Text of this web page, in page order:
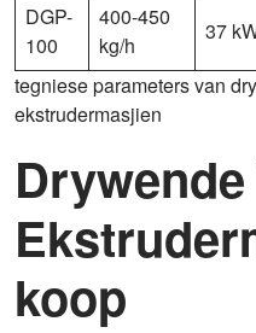
DGP-
100
400-450
kg/h
37
tegniese parameters van
ekstrudermasjien
koop